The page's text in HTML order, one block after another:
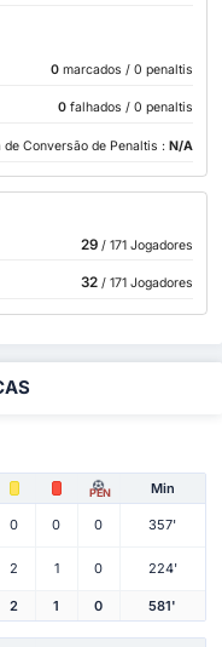
0 marcados / 0 penaltis
0 falhados / 0 penaltis
de Conversão de Penaltis : N/A
29/ 171 Jogadores
32/ 171 Jogadores
PEN
Min
0 0 0 357'
2 1 0 224'
2 1 0 581'